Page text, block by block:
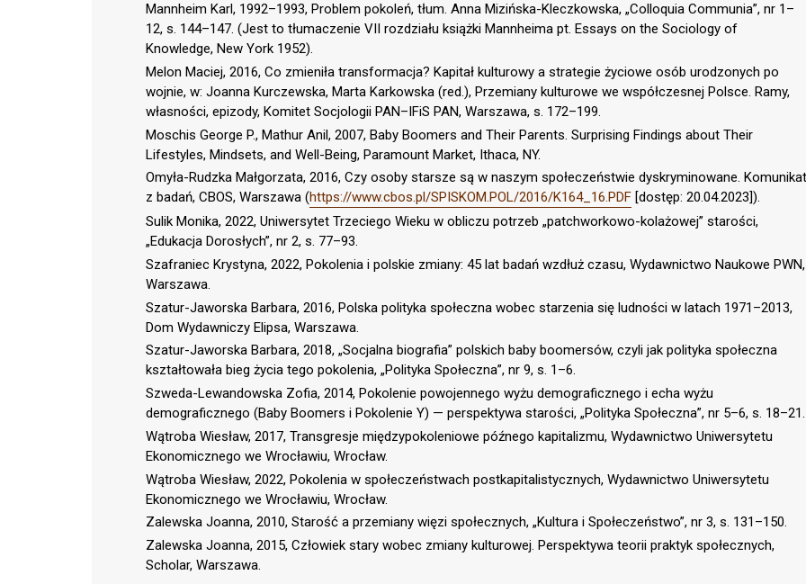
Mannheim Karl, 1992–1993, Problem pokoleń, tłum. Anna Mizińska-Kleczkowska, „Colloquia Communia”, nr 1–
12, s. 144–147. (Jest to tłumaczenie VII rozdziału książki Mannheima pt. Essays on the Sociology of
Knowledge, New York 1952).
Melon Maciej, 2016, Co zmieniła transformacja? Kapitał kulturowy a strategie życiowe osób urodzonych po
wojnie, w: Joanna Kurczewska, Marta Karkowska (red.), Przemiany kulturowe we współczesnej Polsce. Ramy,
własności, epizody, Komitet Socjologii PAN–IFiS PAN, Warszawa, s. 172–199.
Moschis George P., Mathur Anil, 2007, Baby Boomers and Their Parents. Surprising Findings about Their
Lifestyles, Mindsets, and Well-Being, Paramount Market, Ithaca, NY.
Omyła-Rudzka Małgorzata, 2016, Czy osoby starsze są w naszym społeczeństwie dyskryminowane. Komunikat
z badań, CBOS, Warszawa (https://www.cbos.pl/SPISKOM.POL/2016/K164_16.PDF [dostęp: 20.04.2023]).
Sulik Monika, 2022, Uniwersytet Trzeciego Wieku w obliczu potrzeb „patchworkowo-kolażowej” starości,
„Edukacja Dorosłych”, nr 2, s. 77–93.
Szafraniec Krystyna, 2022, Pokolenia i polskie zmiany: 45 lat badań wzdłuż czasu, Wydawnictwo Naukowe PWN,
Warszawa.
Szatur-Jaworska Barbara, 2016, Polska polityka społeczna wobec starzenia się ludności w latach 1971–2013,
Dom Wydawniczy Elipsa, Warszawa.
Szatur-Jaworska Barbara, 2018, „Socjalna biografia” polskich baby boomersów, czyli jak polityka społeczna
kształtowała bieg życia tego pokolenia, „Polityka Społeczna”, nr 9, s. 1–6.
Szweda-Lewandowska Zofia, 2014, Pokolenie powojennego wyżu demograficznego i echa wyżu
demograficznego (Baby Boomers i Pokolenie Y) — perspektywa starości, „Polityka Społeczna”, nr 5–6, s. 18–21.
Wątroba Wiesław, 2017, Transgresje międzypokoleniowe późnego kapitalizmu, Wydawnictwo Uniwersytetu
Ekonomicznego we Wrocławiu, Wrocław.
Wątroba Wiesław, 2022, Pokolenia w społeczeństwach postkapitalistycznych, Wydawnictwo Uniwersytetu
Ekonomicznego we Wrocławiu, Wrocław.
Zalewska Joanna, 2010, Starość a przemiany więzi społecznych, „Kultura i Społeczeństwo”, nr 3, s. 131–150.
Zalewska Joanna, 2015, Człowiek stary wobec zmiany kulturowej. Perspektywa teorii praktyk społecznych,
Scholar, Warszawa.